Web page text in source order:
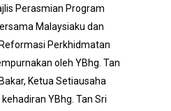
Perasmian Program
Malaysiaku dan
Perkhidmatan
oleh YBhg. Tan
Ketua Setiausaha
YBhg. Tan Sri